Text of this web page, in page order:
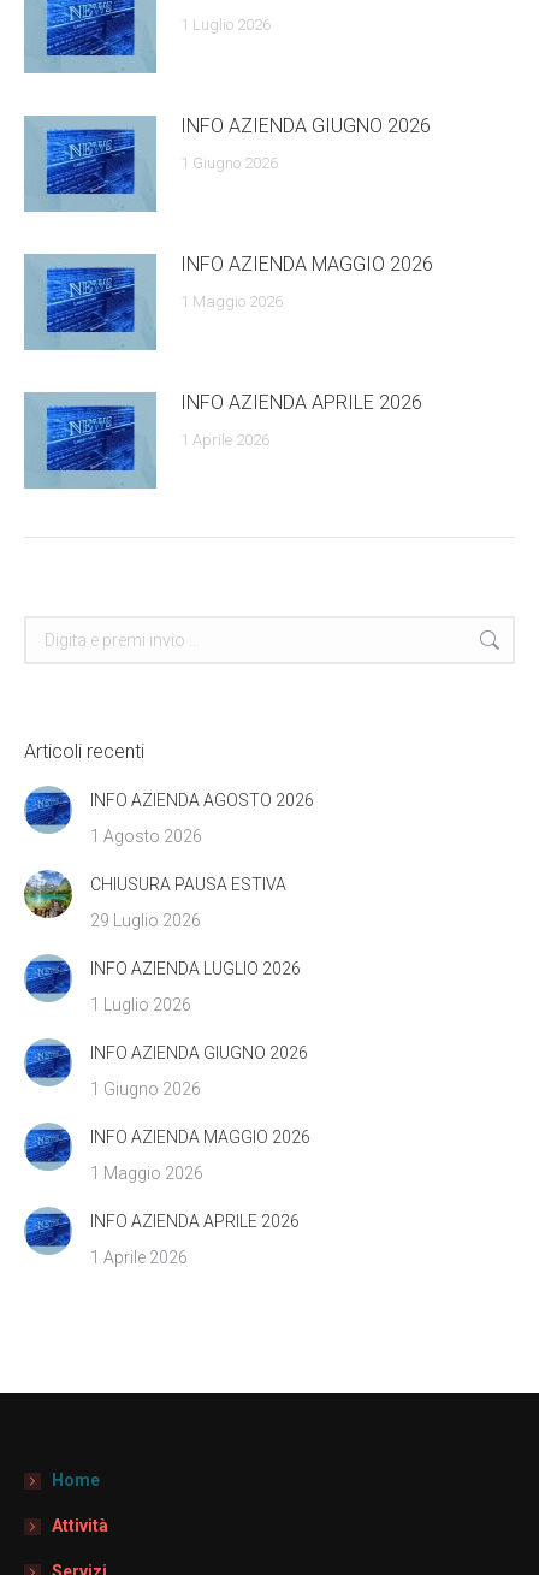
1 Luglio 2026
INFO AZIENDA GIUGNO 2026
1 Giugno 2026
INFO AZIENDA MAGGIO 2026
1 Maggio 2026
INFO AZIENDA APRILE 2026
1 Aprile 2026
Cerca
Articoli recenti
INFO AZIENDA AGOSTO 2026
1 Agosto 2026
CHIUSURA PAUSA ESTIVA
29 Luglio 2026
INFO AZIENDA LUGLIO 2026
1 Luglio 2026
INFO AZIENDA GIUGNO 2026
1 Giugno 2026
INFO AZIENDA MAGGIO 2026
1 Maggio 2026
INFO AZIENDA APRILE 2026
1 Aprile 2026
Home
Attività